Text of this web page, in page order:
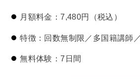
月額料金：7,480円（税込）
特徴：回数無制限／多国籍講師
無料体験：7日間